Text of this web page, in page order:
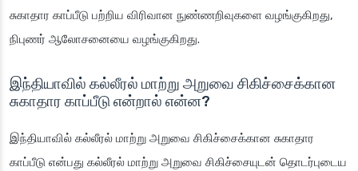
சுகாதார காப்பீடு பற்றிய விரிவான நுண்ணறிவுகளை வழங்குகிறது,
நிபுணர் ஆலோசனையை வழங்குகிறது.
இந்தியாவில் கல்லீரல் மாற்று அறுவை சிகிச்சைக்கான
சுகாதார காப்பீடு என்றால் என்ன?
இந்தியாவில் கல்லீரல் மாற்று அறுவை சிகிச்சைக்கான சுகாதார
காப்பீடு என்பது கல்லீரல் மாற்று அறுவை சிகிச்சையுடன் தொடர்புடைய